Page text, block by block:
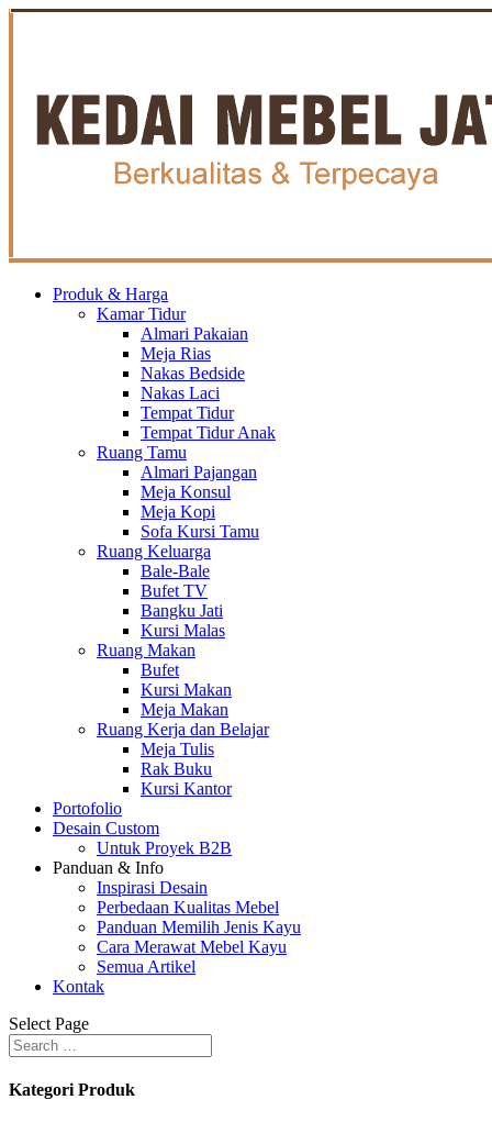
Produk & Harga
Kamar Tidur
Almari Pakaian
Meja Rias
Nakas Bedside
Nakas Laci
Tempat Tidur
Tempat Tidur Anak
Ruang Tamu
Almari Pajangan
Meja Konsul
Meja Kopi
Sofa Kursi Tamu
Ruang Keluarga
Bale-Bale
Bufet TV
Bangku Jati
Kursi Malas
Ruang Makan
Bufet
Kursi Makan
Meja Makan
Ruang Kerja dan Belajar
Meja Tulis
Rak Buku
Kursi Kantor
Portofolio
Desain Custom
Untuk Proyek B2B
Panduan & Info
Inspirasi Desain
Perbedaan Kualitas Mebel
Panduan Memilih Jenis Kayu
Cara Merawat Mebel Kayu
Semua Artikel
Kontak
Select Page
Kategori Produk